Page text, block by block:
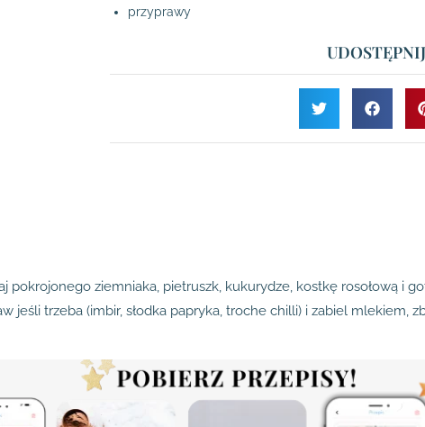
przyprawy
pokrojonego ziemniaka, pietruszk, kukurydze, kostkę rosołową i
jeśli trzeba (imbir, słodka papryka, troche chilli) i zabiel mlekiem,